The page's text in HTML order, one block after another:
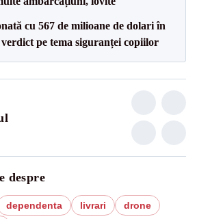
cu 567 de milioane de dolari în
verdict pe tema siguranței copiilor
despre
dependenta livrari
drone